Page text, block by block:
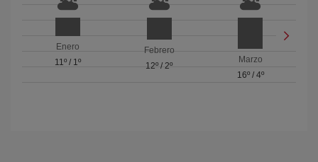
Enero
11º/ 1º
Febrero
12º / 2º
Marzo
16º/ 4º